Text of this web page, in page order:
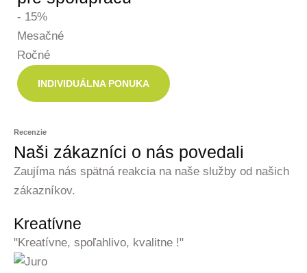
- 15%
Mesačné
Ročné
INDIVIDUÁLNA PONUKA
Recenzie
Naši zákazníci o nás povedali
Zaujíma nás spätná reakcia na naše služby od našich
zákazníkov.
Kreatívne
"Kreatívne, spoľahlivo, kvalitne !"